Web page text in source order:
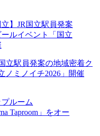
立駅員発案の地域密着ク
ノミノイチ2026」開催